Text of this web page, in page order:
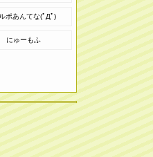
ポあんてな(ﾟДﾟ)
にゅーもふ